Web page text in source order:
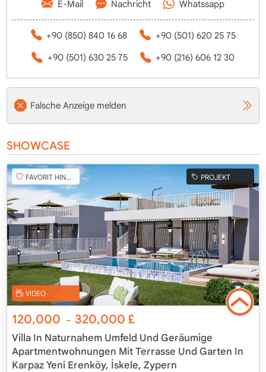
E-Mail Nachricht Whatssapp
+90 (850) 840 16 68 +90 (501) 620 25 75
+90 (501) 630 25 75 +90 (216) 606 12 30
Falsche Anzeige melden
SHOWCASE
FAVORIT HINZUFÜGEN PROJEKT
VIDEO
120,000 ~ 320,000£
Villa In Naturnahem Umfeld Und Geräumige
Apartmentwohnungen Mit Terrasse Und Garten In
Karpaz Yeni Erenköy, İskele, Zypern